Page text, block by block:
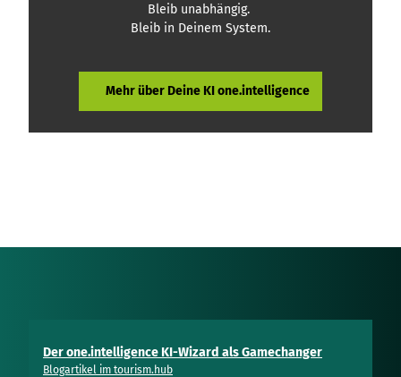
Bleib unabhängig.
Bleib in Deinem System.
Mehr über Deine KI one.intelligence
Der one.intelligence KI-Wizard als Gamechanger
Blogartikel im tourism.hub